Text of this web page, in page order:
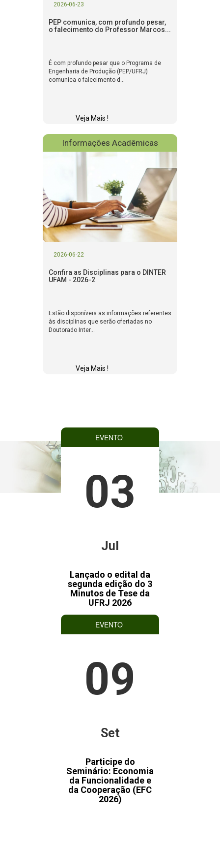
2026-06-23
PEP comunica, com profundo pesar,
o falecimento do Professor Marcos...
É com profundo pesar que o Programa de
Engenharia de Produção (PEP/UFRJ)
comunica o falecimento d...
Veja Mais !
Informações Acadêmicas
2026-06-22
Confira as Disciplinas para o DINTER
UFAM - 2026-2
Estão disponíveis as informações referentes
às disciplinas que serão ofertadas no
Doutorado Inter...
Veja Mais !
EVENTO
03
Jul
Lançado o edital da
segunda edição do 3
Minutos de Tese da
UFRJ 2026
EVENTO
09
Set
Participe do
Seminário: Economia
da Funcionalidade e
da Cooperação (EFC
2026)